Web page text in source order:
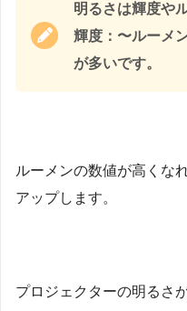
明るさは輝度や
輝度：〜ルーメ
が多いです。
ルーメンの数値が高くな
アップします。
プロジェクターの明るさ